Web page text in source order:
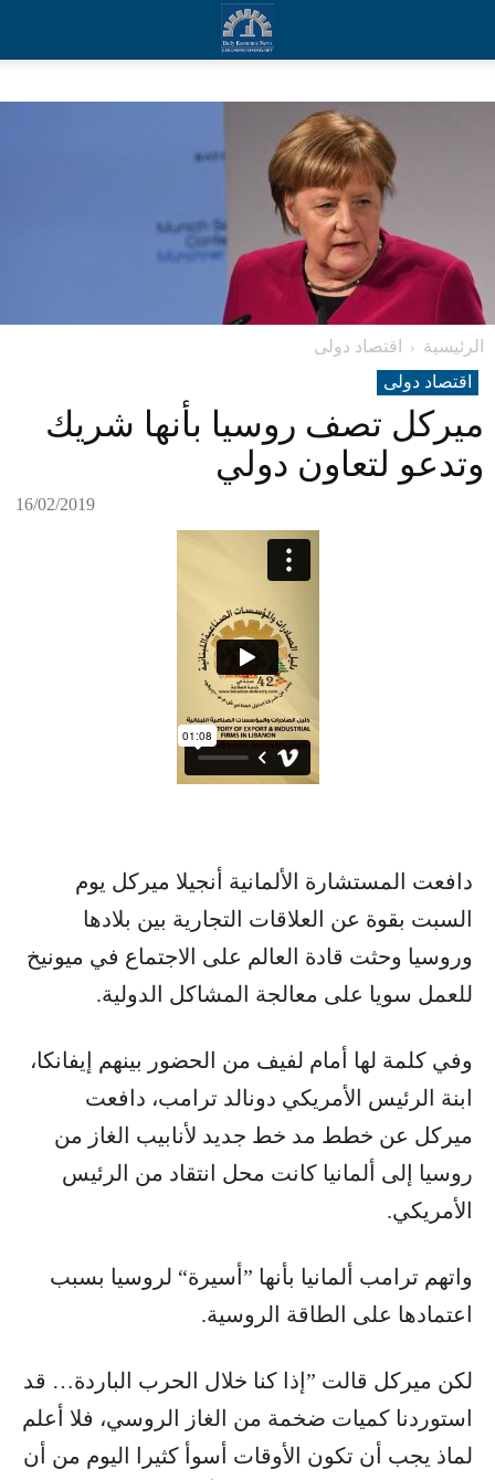
الرئيسية
اقتصاد دولی
اقتصاد دولی
ميركل تصف روسيا بأنها شريك
وتدعو لتعاون دولي
16/02/2019
دافعت المستشارة الألمانية أنجيلا ميركل يوم
السبت بقوة عن العلاقات التجارية بين بلادها
وروسيا وحثت قادة العالم على الاجتماع في ميونيخ
للعمل سويا على معالجة المشاكل الدولية.
وفي كلمة لها أمام لفيف من الحضور بينهم إيفانكا،
ابنة الرئيس الأمريكي دونالد ترامب، دافعت
ميركل عن خطط مد خط جديد لأنابيب الغاز من
روسيا إلى ألمانيا كانت محل انتقاد من الرئيس
الأمريكي.
واتهم ترامب ألمانيا بأنها ”أسيرة“ لروسيا بسبب
اعتمادها على الطاقة الروسية.
لكن ميركل قالت ”إذا كنا خلال الحرب الباردة… قد
استوردنا كميات ضخمة من الغاز الروسي، فلا أعلم
لماذ يجب أن تكون الأوقات أسوأ كثيرا اليوم من أن